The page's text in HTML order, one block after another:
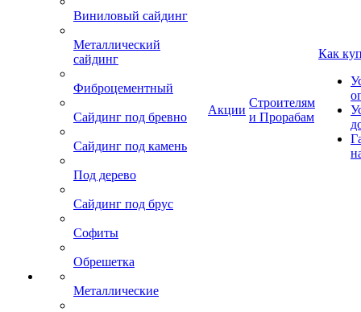
Виниловый сайдинг
Металлический
сайдинг
Фиброцементный
Сайдинг под бревно
Сайдинг под камень
Под дерево
Сайдинг под брус
Софиты
Обрешетка
Металлические
Акции
Строителям
и Прорабам
Как